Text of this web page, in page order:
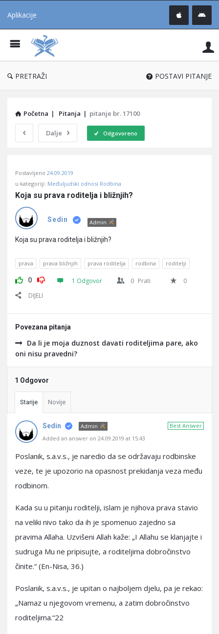
Aplikacije
®
PRETRAŽI POSTAVI PITANJE
Početna | Pitanja | pitanje br. 17100
Dalje Odgovoreno
Učene
Latest
Pitanja
Postavljeno 24.09.2019
u kategoriji: Međuljudski odnosi Rodbina
Koja su prava roditelja i bližnjih?
Sedin Admin
Koja su prava roditelja i bližnjih?
prava prava bližnjih prava roditelja rodbina roditelji
0 1 Odgovor 0 Prati
0
DIJELI
Povezana pitanja
Da li je moja duznost davati roditeljima pare, ako
oni nisu pravedni?
1 Odgovor
Starije Novije
Best Answer
Sedin
Admin
Added an answer on 24.09.2019 at 15:43
Poslanik, s.a.v.s., je naredio da se održavaju rodbinske
veze, te je upozorio na opasnost prekidanja veza među
rodbinom.
Kada su u pitanju roditelji, islam je njihova prava stavio
na veliki nivo tako da ih je spomenuo zajedno sa
pravima Allaha. Uzvišeni Allah kaže: „I Allahu se klanjajte i
sudruga Mu ne pripisujte, a roditeljima dobročinstvo
činite.“ (En-Nisa, 36.)
Poslanik, s.a.v.s., je upitan o najboljem djelu, pa je rekao:
„Namaz u njegovom vremenu, a zatim dobročinstvo
roditeljima.“22